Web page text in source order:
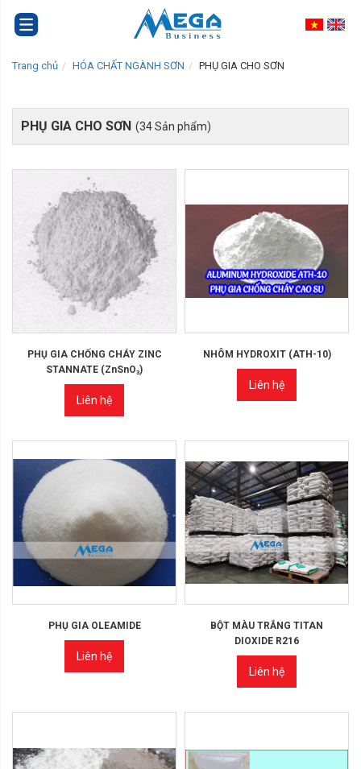
Trang chủ HÓA CHẤT NGÀNH SƠN PHỤ GIA CHO SƠN
PHỤ GIA CHO SƠN (34 Sản phẩm)
PHỤ GIA CHỐNG CHÁY ZINC
STANNATE (ZnSnO₃)
Liên hệ
NHÔM HYDROXIT (ATH-10)
Liên hệ
PHỤ GIA OLEAMIDE
Liên hệ
BỘT MÀU TRẮNG TITAN
DIOXIDE R216
Liên hệ